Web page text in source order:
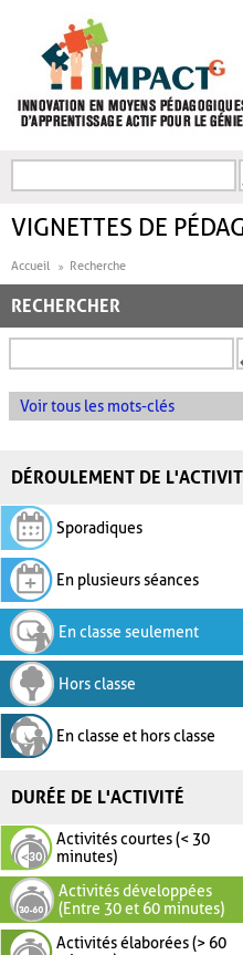
FORMULAIRE DE
VIGNETTES DE
Accueil Recherche
RECHERCHER
Voir tous les mots-clés
DÉROULEMENT DE
Sporadiques
En plusieurs séances
En classe seulement
Hors classe
En classe et hors classe
DURÉE DE L'ACTIVITÉ
Activités courtes (< 30
minutes)
Activités développées
(Entre 30 et 60 minutes)
Activités élaborées (> 60